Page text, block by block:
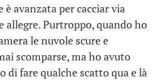
è avanzata per cacciar via
allegre. Purtroppo, quando ho
le nuvole scure e
scomparse, ma ho avuto
di fare qualche scatto qua e là